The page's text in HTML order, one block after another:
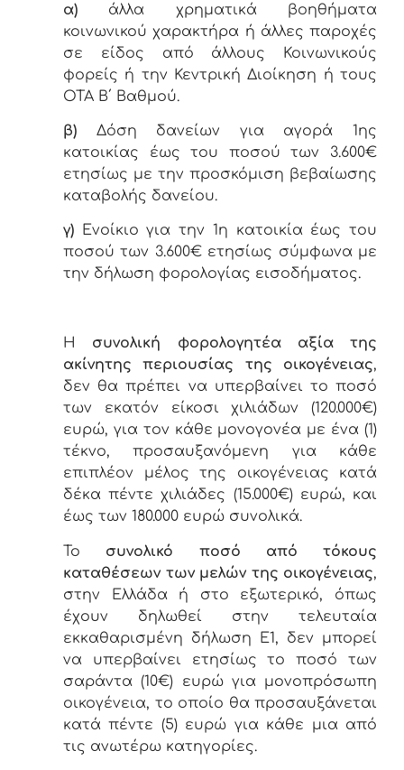
α) άλλα χρηματικά βοηθήματα
κοινωνικού χαρακτήρα ή άλλες παροχές
σε είδος από άλλους Κοινωνικούς
φορείς ή την Κεντρική Διοίκηση ή τους
ΟΤΑ Β΄ Βαθμού.
β) Δόση δανείων για αγορά 1ης
κατοικίας έως του ποσού των 3.600€
ετησίως με την προσκόμιση βεβαίωσης
καταβολής δανείου.
γ) Ενοίκιο για την 1η κατοικία έως του
ποσού των 3.600€ ετησίως σύμφωνα με
την δήλωση φορολογίας εισοδήματος.
Η συνολική φορολογητέα αξία της
ακίνητης περιουσίας της οικογένειας,
δεν θα πρέπει να υπερβαίνει το ποσό
των εκατόν είκοσι χιλιάδων (120.000€)
ευρώ, για τον κάθε μονογονέα με ένα (1)
τέκνο, προσαυξανόμενη για κάθε
επιπλέον μέλος της οικογένειας κατά
δέκα πέντε χιλιάδες (15.000€) ευρώ, και
έως των 180.000 ευρώ συνολικά.
Το συνολικό ποσό από τόκους
καταθέσεων των μελών της οικογένειας,
στην Ελλάδα ή στο εξωτερικό, όπως
έχουν δηλωθεί στην τελευταία
εκκαθαρισμένη δήλωση Ε1, δεν μπορεί
να υπερβαίνει ετησίως το ποσό των
σαράντα (10€) ευρώ για μονοπρόσωπη
οικογένεια, το οποίο θα προσαυξάνεται
κατά πέντε (5) ευρώ για κάθε μια από
τις ανωτέρω κατηγορίες.